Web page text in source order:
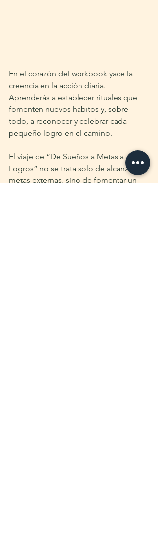
En el corazón del workbook yace la
creencia en la acción diaria.
Aprenderás a establecer rituales que
fomenten nuevos hábitos y, sobre
todo, a reconocer y celebrar cada
pequeño logro en el camino.
El viaje de “De Sueños a Metas a
Logros” no se trata solo de alcanzar
metas externas, sino de fomentar un